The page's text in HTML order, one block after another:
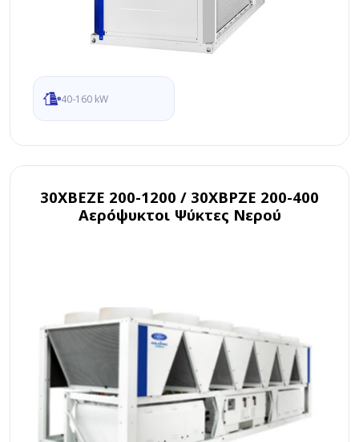
40-160 kW
30XBEZE 200-1200 / 30XBPZE 200-400
Αερόψυκτοι Ψύκτες Νερού